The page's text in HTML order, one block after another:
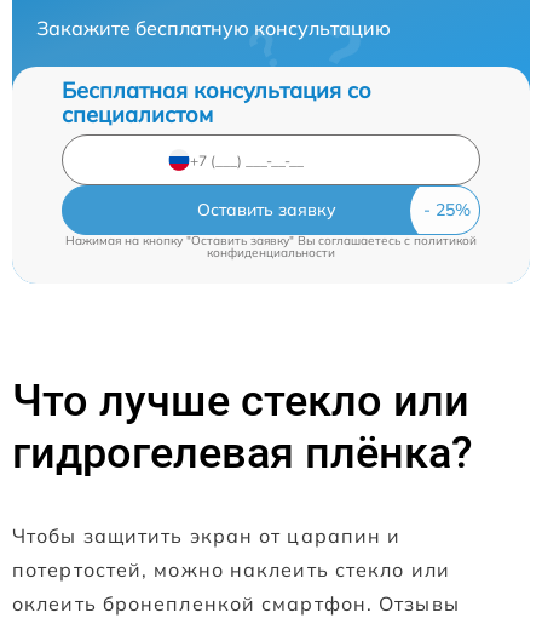
Закажите бесплатную консультацию
Бесплатная консультация со
специалистом
Оставить заявку
Нажимая на кнопку "Оставить заявку" Вы соглашаетесь c политикой
конфиденциальности
Что лучше стекло или
гидрогелевая плёнка?
Чтобы защитить экран от царапин и
потертостей, можно наклеить стекло или
оклеить бронепленкой смартфон. Отзывы